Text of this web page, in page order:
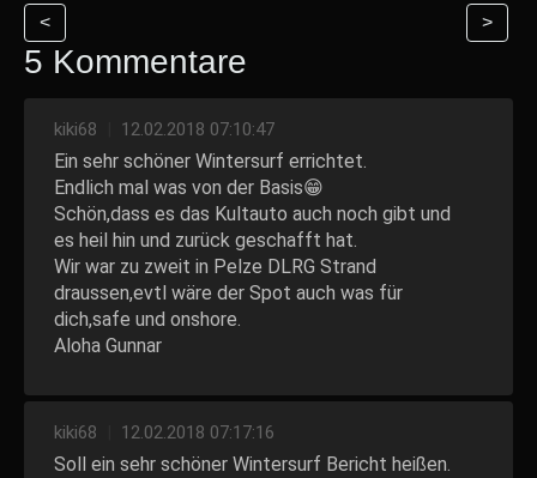
< >
5 Kommentare
kiki68 12.02.2018 07:10:47
Ein sehr schöner Wintersurf errichtet.
Endlich mal was von der Basis😁
Schön,dass es das Kultauto auch noch gibt und
es heil hin und zurück geschafft hat.
Wir war zu zweit in Pelze DLRG Strand
draussen,evtl wäre der Spot auch was für
dich,safe und onshore.
Aloha Gunnar
kiki68 12.02.2018 07:17:16
Soll ein sehr schöner Wintersurf Bericht heißen.